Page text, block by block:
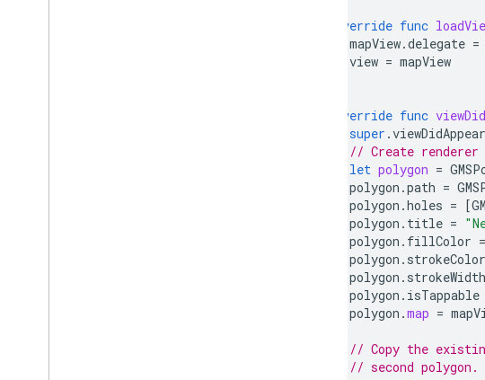
override func
mapView.delegate =
view = mapView
override func
super .viewDidAppear
// Create
let polygon =
polygon .path =
polygon .holes = [
polygon . title =
polygon . fillColor =
polygon . strokeColor
polygon . strokeWidth
polygon . isTappable
polygon .map =
// Copy the
// second polygon.